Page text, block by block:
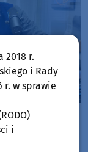
2018 r.
i Rady
r. w sprawie
i